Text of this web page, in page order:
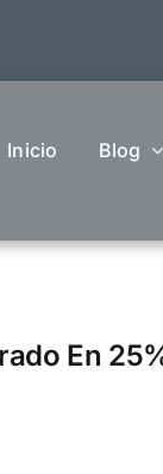
Inicio Blog
En